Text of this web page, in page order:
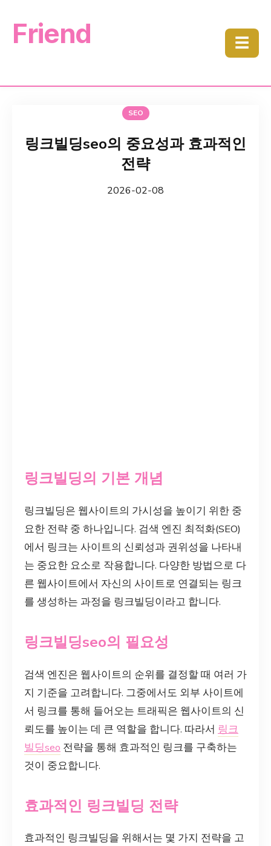
Friend ☰
SEO
링크빌딩seo의 중요성과 효과적인
전략
2026-02-08
링크빌딩의 기본 개념
링크빌딩은 웹사이트의 가시성을 높이기 위한 중
요한 전략 중 하나입니다. 검색 엔진 최적화(SEO)
에서 링크는 사이트의 신뢰성과 권위성을 나타내
는 중요한 요소로 작용합니다. 다양한 방법으로 다
른 웹사이트에서 자신의 사이트로 연결되는 링크
를 생성하는 과정을 링크빌딩이라고 합니다.
링크빌딩seo의 필요성
검색 엔진은 웹사이트의 순위를 결정할 때 여러 가
지 기준을 고려합니다. 그중에서도 외부 사이트에
서 링크를 통해 들어오는 트래픽은 웹사이트의 신
뢰도를 높이는 데 큰 역할을 합니다. 따라서 링크
빌딩seo 전략을 통해 효과적인 링크를 구축하는
것이 중요합니다.
효과적인 링크빌딩 전략
효과적인 링크빌딩을 위해서는 몇 가지 전략을 고